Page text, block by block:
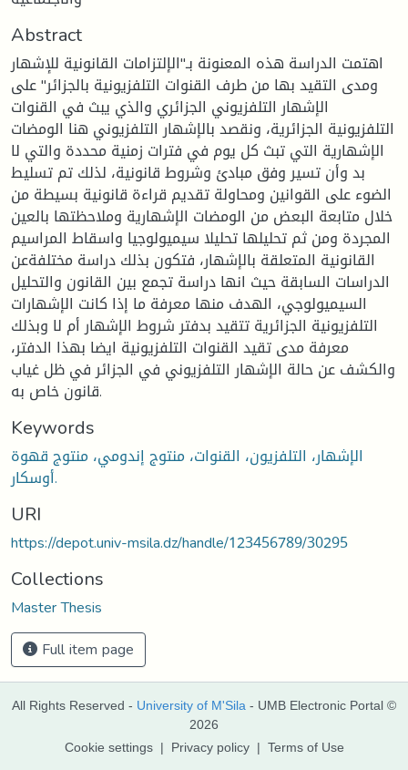
Abstract
اهتمت الدراسة هذه المعنونة بـ"الإلتزامات القانونية للإشهار
ومدى التقيد بها من طرف القنوات التلفزيونية بالجزائر" على
الإشهار التلفزيوني الجزائري والذي يبث في القنوات
التلفزيونية الجزائرية، ونقصد بالإشهار التلفزيوني هنا الومضات
الإشهارية التي تبث كل يوم في فترات زمنية محددة والتي لا
بد وأن تسير وفق مبادئ وشروط قانونية، لذلك تم تسليط
الضوء على القوانين ومحاولة تقديم قراءة قانونية بسيطة من
خلال متابعة البعض من الومضات الإشهارية وملاحظتها بالعين
المجردة ومن ثم تحليلها تحليلا سيميولوجيا واسقاط المراسيم
القانونية المتعلقة بالإشهار، فتكون بذلك دراسة مختلفةعن
الدراسات السابقة حيث انها دراسة تجمع بين القانون والتحليل
السيميولوجي، الهدف منها معرفة ما إذا كانت الإشهارات
التلفزيونية الجزائرية تتقيد بدفتر شروط الإشهار أم لا وبذلك
معرفة مدى تقيد القنوات التلفزيونية ايضا بهذا الدفتر،
والكشف عن حالة الإشهار التلفزيوني في الجزائر في ظل غياب
قانون خاص به.
Keywords
الإشهار، التلفزيون، القنوات، منتوج إندومي، منتوج قهوة
أوسكار.
URI
https://depot.univ-msila.dz/handle/123456789/30295
Collections
Master Thesis
Full item page
All Rights Reserved - University of M'Sila - UMB Electronic Portal ©
2026
Cookie settings | Privacy policy | Terms of Use